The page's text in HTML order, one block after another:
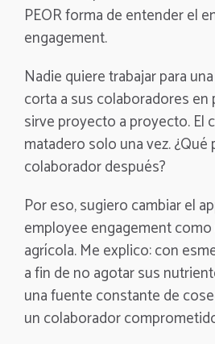
PEOR forma de entender el
engagement.
Nadie quiere trabajar para
corta a sus colaboradores
sirve proyecto a proyecto. El
matadero solo una vez. ¿Qué
colaborador después?
Por eso, sugiero cambiar el
employee engagement
agrícola. Me explico: con
a fin de no agotar sus
una fuente constante de
un colaborador